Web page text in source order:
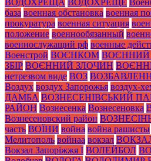
база военная обстановка военная
прокуратура военная ситуация
положение военнообязанный
военнослужащий рф военные
Военстрой ВОЄНКОМ ВОЄННИЙ
ЗБІР ВОЄННИЙ ЗЛОЧИН
нетрезвом виде ВОЗ
Воздух воздух Запорожья воздух-
ДАМБА ВОЗНЕСЕНІВСЬКИЙ
РАЙОН Вознесенка Вознесеновка
Вознесеновский район
часть ВОЇНИ война война рашисты
Мелитополь войнаа вокзал
Вокзал Запоріжжя І ВОЛЕЙБОЛ